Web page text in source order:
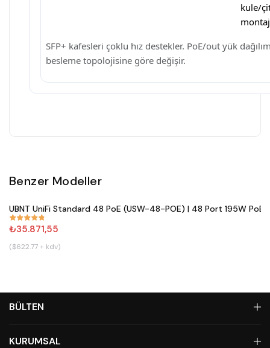
kule/
montaj
SFP+ kafesleri çoklu hız destekler. PoE/out yük
besleme topolojisine göre değişir.
Benzer Modeller
#861
UBNT UniFi Standard 48 PoE (USW-48-POE) | 48 Port 195W
₺35.871,55
($622.77 + kdv)
BÜLTEN
KURUMSAL